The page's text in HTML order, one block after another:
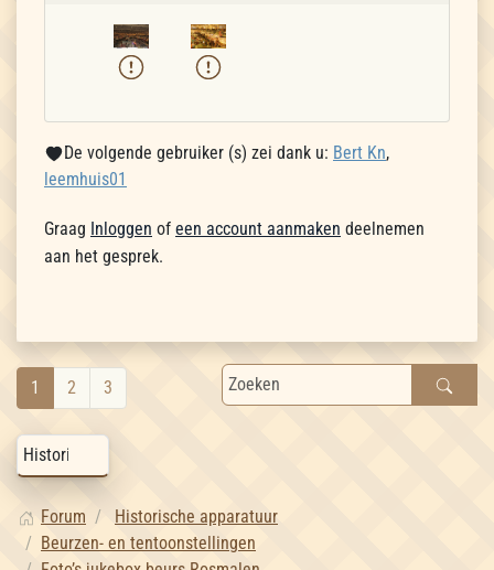
De volgende gebruiker (s) zei dank u: Bert Kn,
leemhuis01
Graag Inloggen of een account aanmaken deelnemen
aan het gesprek.
1 2 3
Forum
Historische apparatuur
Beurzen- en tentoonstellingen